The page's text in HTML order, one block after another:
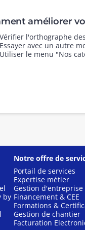
améliorer
Vérifier l'orthographe
Essayer avec un autre
Utiliser le menu "Nos
by
Notre offre de
Portail de services
Expertise métier
Gestion d'entreprise
Financement & CEE
Formations &
Gestion de chantier
Facturation